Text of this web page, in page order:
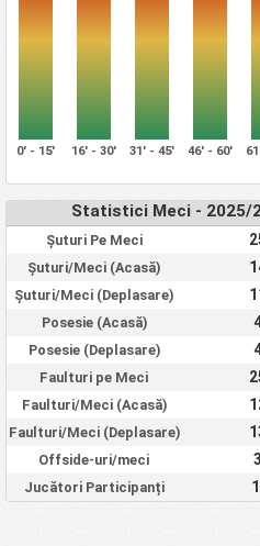
0' - 15' 16' - 30' 31' - 45' 46' - 60'
Statistici Meci - 2025/
Șuturi Pe Meci
Șuturi/Meci (Acasă)
Șuturi/Meci (Deplasare)
Posesie (Acasă)
Posesie (Deplasare)
Faulturi pe Meci
Faulturi/Meci (Acasă)
Faulturi/Meci (Deplasare)
Offside-uri/meci
Jucători Participanți